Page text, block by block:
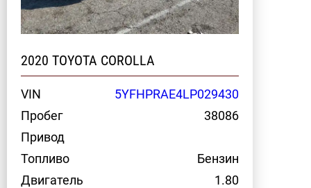
2020 TOYOTA COROLLA
VIN
5YFHPRAE4LP029430
Пробег
38086
Привод
Топливо
Бензин
Двигатель
1.80